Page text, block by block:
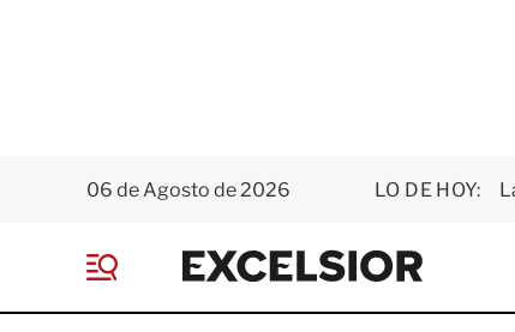
06 de Agosto de 2026 LO DE HOY:
E
x
e
e